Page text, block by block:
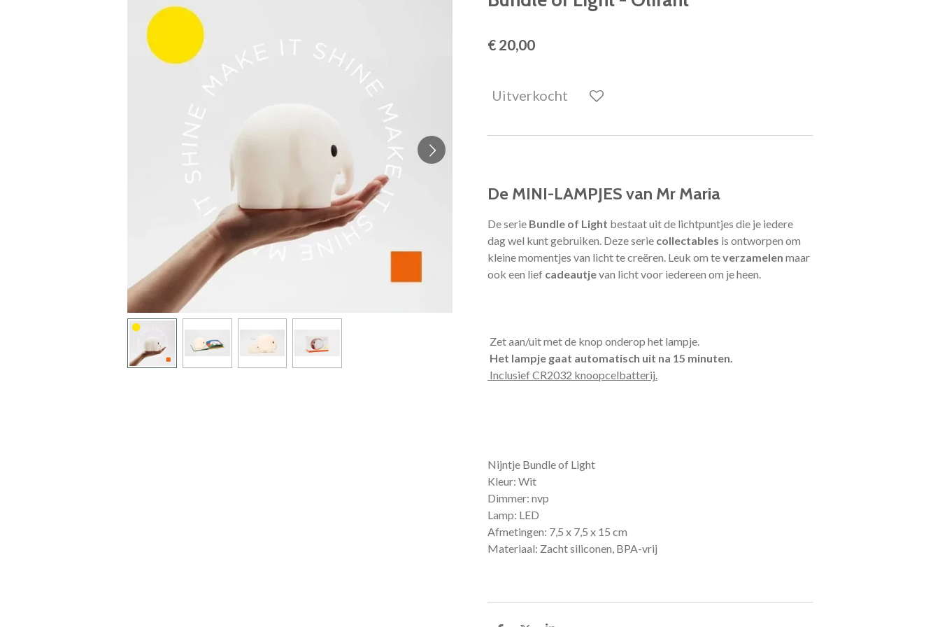
€ 20,00
Uitverkocht
De MINI-LAMPJES van Mr Maria
De serie Bundle of Light bestaat uit de lichtpuntjes die je iedere
dag wel kunt gebruiken. Deze serie collectables is ontworpen om
kleine momentjes van licht te creëren. Leuk om teverzamelen maar
ook een lief cadeautjevan licht voor iedereen om je heen.
Zet aan/uit met de knop onderop het lampje.
Het lampje gaat automatisch uit na 15 minuten.
Inclusief CR2032 knoopcelbatterij.
Nijntje Bundle of Light
Kleur: Wit
Dimmer: nvp
Lamp: LED
Afmetingen: 7,5 x 7,5 x 15 cm
Materiaal: Zacht siliconen, BPA-vrij